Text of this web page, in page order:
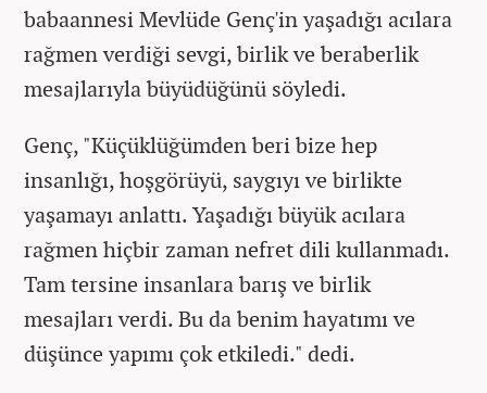
babaannesi Mevlüde Genç'in yaşadığı acılara
rağmen verdiği sevgi, birlik ve beraberlik
mesajlarıyla büyüdüğünü söyledi.
Genç, "Küçüklüğümden beri bize hep
insanlığı, hoşgörüyü, saygıyı ve birlikte
yaşamayı anlattı. Yaşadığı büyük acılara
rağmen hiçbir zaman nefret dili kullanmadı.
Tam tersine insanlara barış ve birlik
mesajları verdi. Bu da benim hayatımı ve
düşünce yapımı çok etkiledi." dedi.